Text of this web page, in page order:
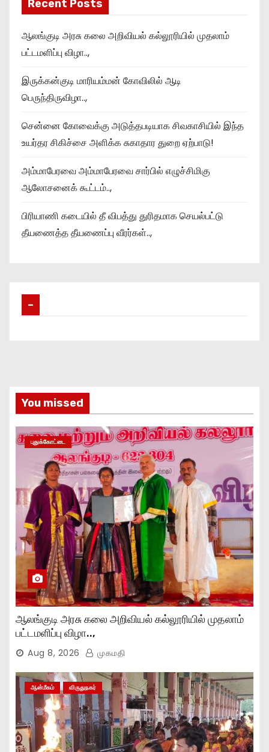
Recent Posts
ஆலங்குடி அரசு கலை அறிவியல் கல்லூரியில் முதலாம்
பட்டமளிப்பு விழா..,
இருக்கன்குடி மாரியம்மன் கோவிலில் ஆடி
பெருந்திருவிழா..,
சென்னை கோவைக்கு அடுத்தபடியாக சிவகாசியில் இந்த
உயர்தர சிகிச்சை அளிக்க சுகாதார துறை ஏற்பாடு!
அம்மாபேரவை அம்மாபேரவை சார்பில் எழுச்சிமிகு
ஆலோசனைக் கூட்டம்..,
பிரியாணி கடையில் தீ விபத்து துரிதமாக செயல்பட்டு
தீயணைத்த தீயணைப்பு வீரர்கள்..,
–
You missed
புதுக்கோட்டை
ஆலங்குடி அரசு கலை அறிவியல் கல்லூரியில் முதலாம்
பட்டமளிப்பு விழா..,
Aug 8, 2026 முகமதி
ஆன்மீகம் விருதுநகர்